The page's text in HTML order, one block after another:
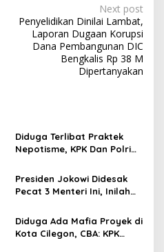
Next post
Penyelidikan Dinilai Lambat,
Laporan Dugaan Korupsi
Dana Pembangunan DIC
Bengkalis Rp 38 M
Dipertanyakan
Diduga Terlibat Praktek
Nepotisme, KPK Dan Polri
Presiden Jokowi Didesak
Pecat 3 Menteri Ini, Inilah
Diduga Ada Mafia Proyek di
Kota Cilegon, CBA: KPK